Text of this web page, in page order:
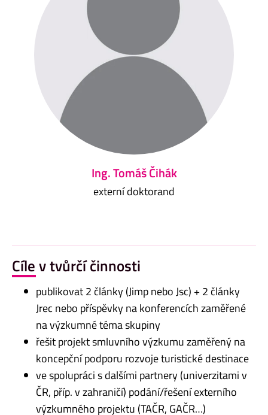
Ing. Tomáš Čihák
externí doktorand
Cíle v tvůrčí činnosti
publikovat 2 články (Jimp nebo Jsc) + 2 články
Jrec nebo příspěvky na konferencích zaměřené
na výzkumné téma skupiny
řešit projekt smluvního výzkumu zaměřený na
koncepční podporu rozvoje turistické destinace
ve spolupráci s dalšími partnery (univerzitami v
ČR, příp. v zahraničí) podání/řešení externího
výzkumného projektu (TAČR, GAČR…)